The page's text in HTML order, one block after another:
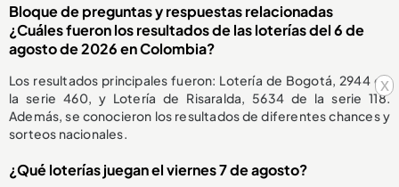
x
Bloque de preguntas y respuestas relacionadas
¿Cuáles fueron los resultados de las loterías del 6 de
agosto de 2026 en Colombia?
Los resultados principales fueron: Lotería de Bogotá, 2944 de
la serie 460, y Lotería de Risaralda, 5634 de la serie 118.
Además, se conocieron los resultados de diferentes chances y
sorteos nacionales.
¿Qué loterías juegan el viernes 7 de agosto?